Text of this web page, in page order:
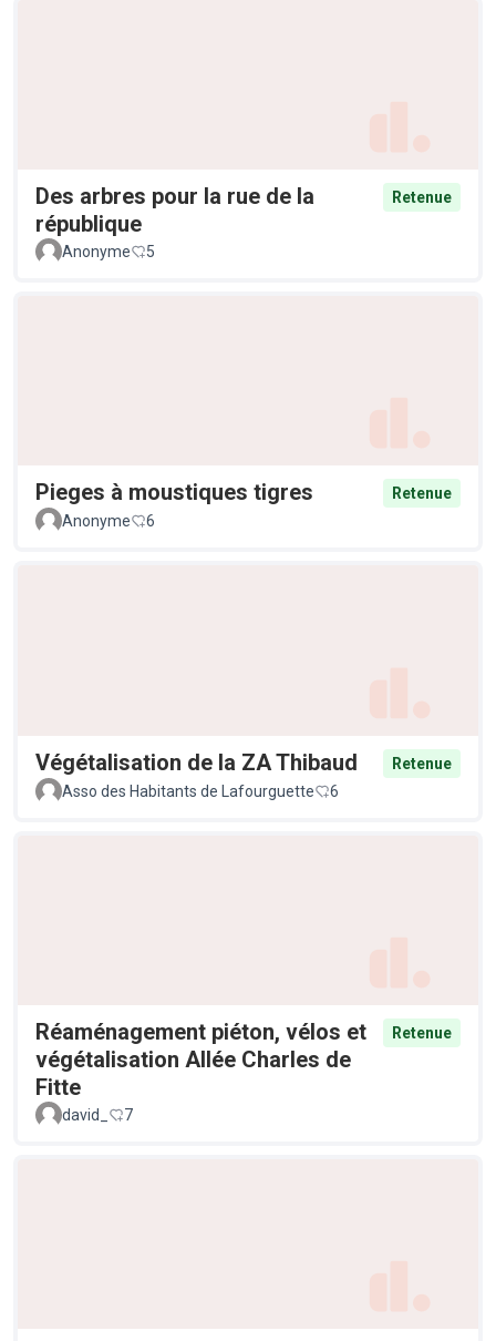
Des arbres pour la rue de la
république
Retenue
Anonyme 5
Pieges à moustiques tigres
Retenue
Anonyme
6
Végétalisation de la ZA Thibaud
Retenue
Asso des Habitants de Lafourguette
6
Réaménagement piéton, vélos et
végétalisation Allée Charles de
Fitte
Retenue
david_ 7